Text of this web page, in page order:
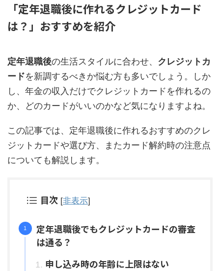
「定年退職後に作れるクレジットカード
は？」おすすめを紹介
定年退職後の生活スタイルに合わせ、 クレジットカ
ードを新調するべきか悩む方も多いでしょう。しか
し、年金の収入だけでクレジットカードを作れるの
か、どのカードがいいのかなど気になりますよね。
この記事では、定年退職後に作れるおすすめのクレ
ジットカードや選び方、またカード解約時の注意点
についても解説します。
目次 [非表示]
定年退職後でもクレジットカードの審査
は通る？
申し込み時の年齢に上限はない